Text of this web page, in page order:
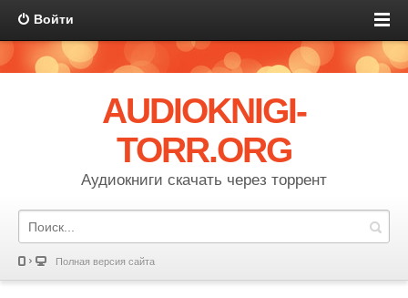
Войти
AUDIOKNIGI-
TORR.ORG
Аудиокниги скачать через торрент
Полная версия сайта